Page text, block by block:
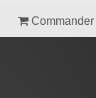
Commander